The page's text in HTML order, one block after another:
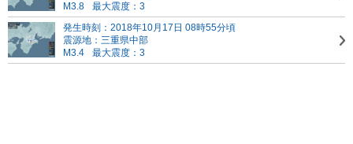
M3.8
最大震度：3
発生時刻：2018年10月17日 08時55分頃
震源地：三重県中部
M3.4
最大震度：3